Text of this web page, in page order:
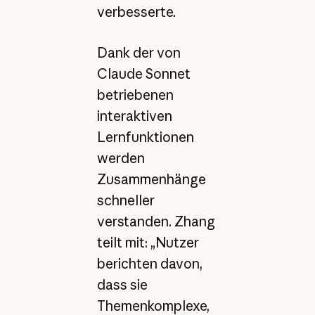
verbesserte.
Dank der von
Claude Sonnet
betriebenen
interaktiven
Lernfunktionen
werden
Zusammenhänge
schneller
verstanden. Zhang
teilt mit: „Nutzer
berichten davon,
dass sie
Themenkomplexe,